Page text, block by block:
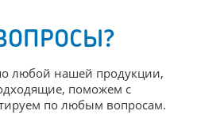
любой нашей продукции,
поможем с
по любым вопросам.